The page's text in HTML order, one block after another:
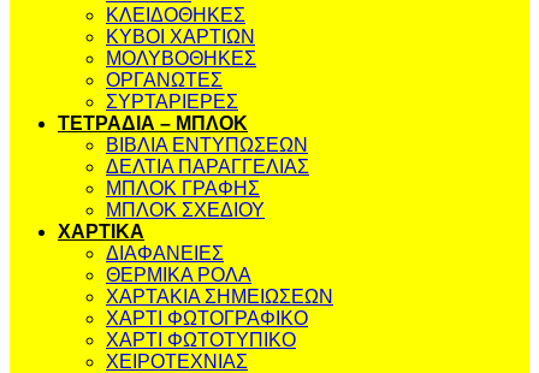
ΚΛΕΙΔΟΘΗΚΕΣ
ΚΥΒΟΙ ΧΑΡΤΙΩΝ
ΜΟΛΥΒΟΘΗΚΕΣ
ΟΡΓΑΝΩΤΕΣ
ΣΥΡΤΑΡΙΕΡΕΣ
ΤΕΤΡΑΔΙΑ – ΜΠΛΟΚ
ΒΙΒΛΙΑ ΕΝΤΥΠΩΣΕΩΝ
ΔΕΛΤΙΑ ΠΑΡΑΓΓΕΛΙΑΣ
ΜΠΛΟΚ ΓΡΑΦΗΣ
ΜΠΛΟΚ ΣΧΕΔΙΟΥ
ΧΑΡΤΙΚΑ
ΔΙΑΦΑΝΕΙΕΣ
ΘΕΡΜΙΚΑ ΡΟΛΑ
ΧΑΡΤΑΚΙΑ ΣΗΜΕΙΩΣΕΩΝ
ΧΑΡΤΙ ΦΩΤΟΓΡΑΦΙΚΟ
ΧΑΡΤΙ ΦΩΤΟΤΥΠΙΚΟ
ΧΕΙΡΟΤΕΧΝΙΑΣ